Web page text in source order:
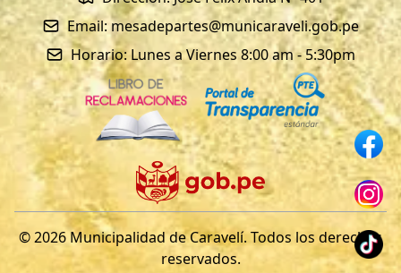
Email: mesadepartes@municaraveli.gob.pe
Horario: Lunes a Viernes 8:00 am - 5:30pm
© 2026 Municipalidad de Caravelí. Todos los derechos
reservados.